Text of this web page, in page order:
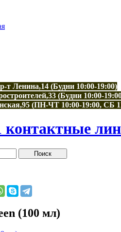
т Ленина,14 (Будни 10:00-19:00)
(Будни 10:00-
(ПН-ЧТ 10:00-19:00, СБ
(100 мл)